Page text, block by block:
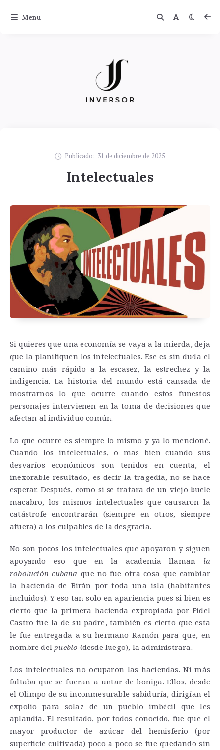
Publicado: 31 de diciembre de 2025
Intelectuales
Si quieres que una economía se vaya a la mierda, deja
que la planifiquen los intelectuales. Ese es sin duda el
camino más rápido a la escasez, la estrechez y la
indigencia. La historia del mundo está cansada de
mostrarnos lo que ocurre cuando estos funestos
personajes intervienen en la toma de decisiones que
afectan al individuo común.
Lo que ocurre es siempre lo mismo y ya lo mencioné.
Cuando los intelectuales, o mas bien cuando sus
desvaríos económicos son tenidos en cuenta, el
inexorable resultado, es decir la tragedia, no se hace
esperar. Después, como si se tratara de un viejo bucle
macabro, los mismos intelectuales que causaron la
catástrofe encontrarán (siempre en otros, siempre
afuera) a los culpables de la desgracia.
No son pocos los intelectuales que apoyaron y siguen
apoyando eso que en la academia llaman la
robolución cubana que no fue otra cosa que cambiar
la hacienda de Birán por toda una isla (habitantes
incluidos). Y eso tan solo en apariencia pues si bien es
cierto que la primera hacienda expropiada por Fidel
Castro fue la de su padre, también es cierto que esta
le fue entregada a su hermano Ramón para que, en
nombre delpueblo (desde luego), la administrara.
Los intelectuales no ocuparon las haciendas. Ni más
faltaba que se fueran a untar de boñiga. Ellos, desde
el Olimpo de su inconmesurable sabiduría, dirigían el
expolio para solaz de un pueblo imbécil que les
aplaudía. El resultado, por todos conocido, fue que el
mayor productor de azúcar del hemisferio (por
superficie cultivada) poco a poco se fue quedando sin
Menu